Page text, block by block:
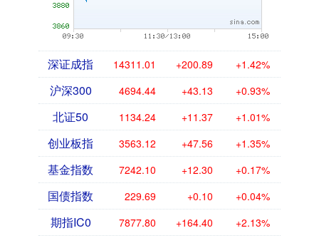
深证成指 14311.01 +200.89 +1.42%
沪深300 4694.44 +43.13 +0.93%
北证50 1134.24 +11.37 +1.01%
创业板指 3563.12 +47.56 +1.35%
基金指数 7242.10 +12.30 +0.17%
国债指数 229.69 +0.10 +0.04%
期指IC0 7877.80 +164.40 +2.13%